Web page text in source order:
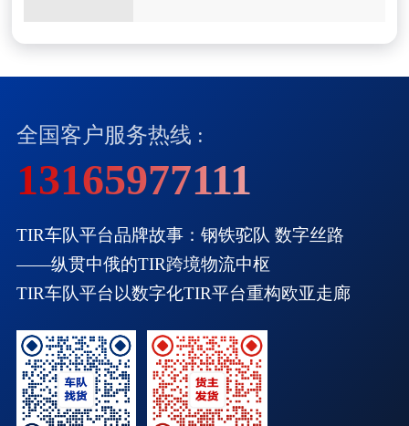
全国客户服务热线 :
13165977111
TIR车队平台品牌故事：钢铁驼队 数字丝路
——纵贯中俄的TIR跨境物流中枢
TIR车队平台以数字化TIR平台重构欧亚走廊